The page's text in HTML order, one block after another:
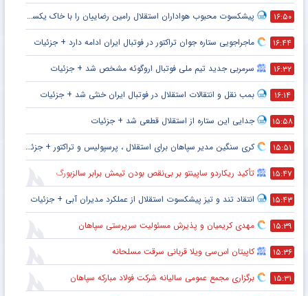
۱۶:۵۰ پیشکسوت محبوب هواداران استقلال رامین رضاییان را با خاک یکسان کرد + جزئیات
۱۶:۴۴ ماجراجویی ستاره جوان تراکتور در فوتبال ایران ادامه دارد + جزئیات
۱۶:۳۲ سرمربی جدید تیم ملی فوتبال اروگوئه مشخص شد + جزئیات
۱۶:۱۴ بمب نقل و انتقالات استقلال در فوتبال ایران خنثی شد + جزئیات
۱۵:۵۸ جدایی این ستاره از استقلال قطعی شد + جزئیات
۱۵:۵۱ کری سنگین مدیر سپاهان برای استقلال ، پرسپولیس و تراکتور + جزئیات
۱۵:۴۷ تأکید ریکاردو ساپینتو بر بی‌نقص بودن تیمش برابر سالزبورگ
۱۵:۴۳ انتقاد تند و تیز پیشکسوت استقلال از عملکرد مدیران آبی + جزئیات
۱۵:۳۹ مهدی کریمیان و پذیرش مسئولیت سرپرستی سپاهان
۱۵:۳۶ کاپیتان اس‌سی ویلا قربانی سرقت مسلحانه
۱۵:۳۱ برگزاری مجمع عمومی سالیانه شرکت فولاد مبارکه سپاهان